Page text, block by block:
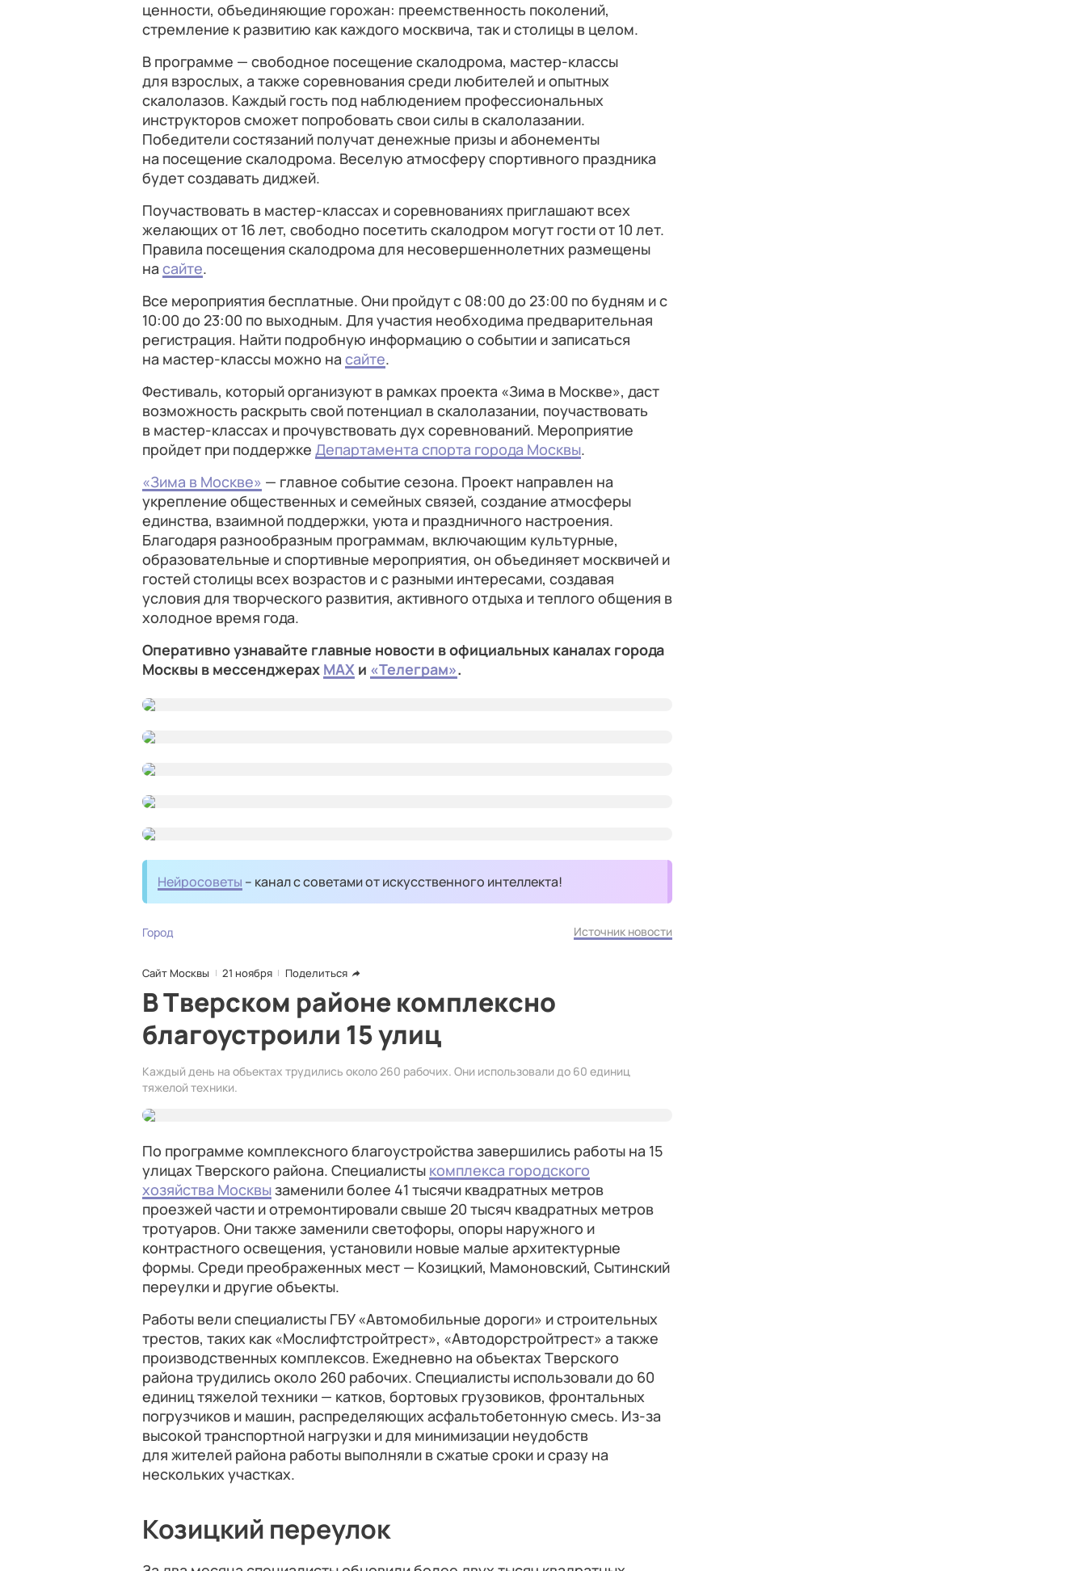
ценности, объединяющие горожан: преемственность поколений,
стремление к развитию как каждого москвича, так и столицы в целом.
В программе — свободное посещение скалодрома, мастер‑классы
для взрослых, а также соревнования среди любителей и опытных
скалолазов. Каждый гость под наблюдением профессиональных
инструкторов сможет попробовать свои силы в скалолазании.
Победители состязаний получат денежные призы и абонементы
на посещение скалодрома. Веселую атмосферу спортивного праздника
будет создавать диджей.
Поучаствовать в мастер‑классах и соревнованиях приглашают всех
желающих от 16 лет, свободно посетить скалодром могут гости от 10 лет.
Правила посещения скалодрома для несовершеннолетних размещены
на сайте.
Все мероприятия бесплатные. Они пройдут с 08:00 до 23:00 по будням и с
10:00 до 23:00 по выходным. Для участия необходима предварительная
регистрация. Найти подробную информацию о событии и записаться
на мастер-классы можно на сайте.
Фестиваль, который организуют в рамках проекта «Зима в Москве», даст
возможность раскрыть свой потенциал в скалолазании, поучаствовать
в мастер‑классах и прочувствовать дух соревнований. Мероприятие
пройдет при поддержке Департамента спорта города Москвы.
«Зима в Москве» — главное событие сезона. Проект направлен на
укрепление общественных и семейных связей, создание атмосферы
единства, взаимной поддержки, уюта и праздничного настроения.
Благодаря разнообразным программам, включающим культурные,
образовательные и спортивные мероприятия, он объединяет москвичей и
гостей столицы всех возрастов и с разными интересами, создавая
условия для творческого развития, активного отдыха и теплого общения в
холодное время года.
Оперативно узнавайте главные новости в официальных каналах города
Москвы в мессенджерах MAX и «Телеграм».
Нейросоветы – канал с советами от искусственного интеллекта!
Город Источник новости
Сайт Москвы 21 ноября Поделиться
В Тверском районе комплексно
благоустроили 15 улиц
Каждый день на объектах трудились около 260 рабочих. Они использовали до 60 единиц
тяжелой техники.
По программе комплексного благоустройства завершились работы на 15
улицахТверского района. Специалисты комплекса городского
хозяйства Москвызаменили более 41 тысячи квадратных метров
проезжей части и отремонтировали свыше 20 тысяч квадратных метров
тротуаров. Они также заменили светофоры, опоры наружного и
контрастного освещения, установили новые малые архитектурные
формы. Среди преображенных мест — Козицкий, Мамоновский, Сытинский
переулки и другие объекты.
Работы вели специалисты ГБУ «Автомобильные дороги» и строительных
трестов, таких как «Мослифтстройтрест», «Автодорстройтрест» а также
производственных комплексов. Ежедневно на объектах Тверского
района трудились около 260 рабочих. Специалисты использовали до 60
единиц тяжелой техники — катков, бортовых грузовиков, фронтальных
погрузчиков и машин, распределяющих асфальтобетонную смесь. Из-за
высокой транспортной нагрузки и для минимизации неудобств
для жителей района работы выполняли в сжатые сроки и сразу на
нескольких участках.
Козицкий переулок